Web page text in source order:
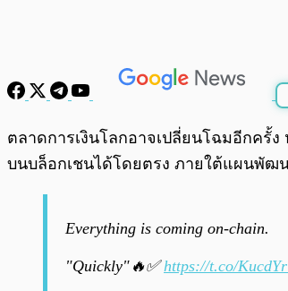
พร้อมเล่น
ตลาดการเงินโลกอาจเปลี่ยนโฉมอีกครั้ง
บนบล็อกเชนได้โดยตรง ภายใต้แผนพัฒน
Everything is coming on-chain.
"Quickly"🔥✅https://t.co/